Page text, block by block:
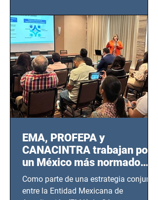
EMA, PROFEPA y
CANACINTRA trabajan por
un México más normado
desde Querétaro, Hidalgo y
BCS
Como parte de una estrategia conjunta
entre la Entidad Mexicana de